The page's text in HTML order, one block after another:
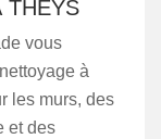
THEYS
vous
à
les murs, des
et des